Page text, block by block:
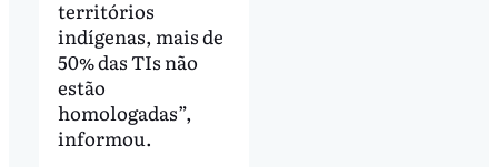
territórios
indígenas, mais de
50% das TIs não
estão
homologadas”,
informou.